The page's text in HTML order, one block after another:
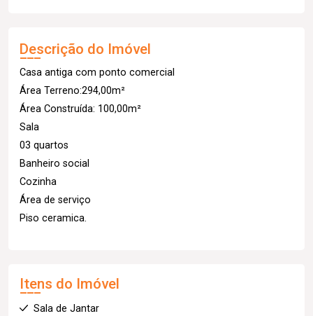
Descrição do Imóvel
Casa antiga com ponto comercial
Área Terreno:294,00m²
Área Construída: 100,00m²
Sala
03 quartos
Banheiro social
Cozinha
Área de serviço
Piso ceramica.
Itens do Imóvel
Sala de Jantar